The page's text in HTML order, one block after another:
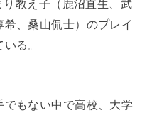
教え子（鹿沼直生、武
、桑山侃士）のプレイ
る。
もない中で高校、大学